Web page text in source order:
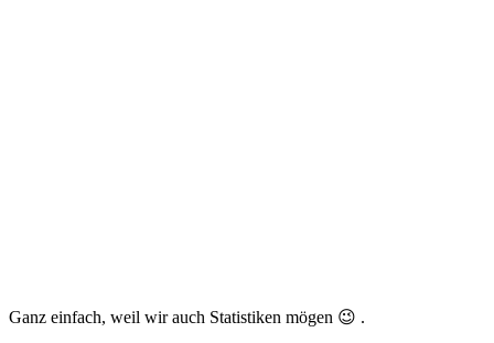
Ganz einfach, weil wir auch Statistiken mögen 😉 .